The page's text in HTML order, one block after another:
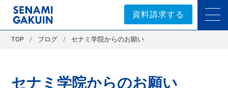
セナミ学院｜学習塾
資料請求する
TOP ブログ セナミ学院からのお願い
セナミ学院からのお願い